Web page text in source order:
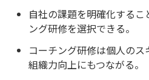
自社の課題を明確化する
ング研修を選択できる。
コーチング研修は個人のス
組織力向上にもつながる。